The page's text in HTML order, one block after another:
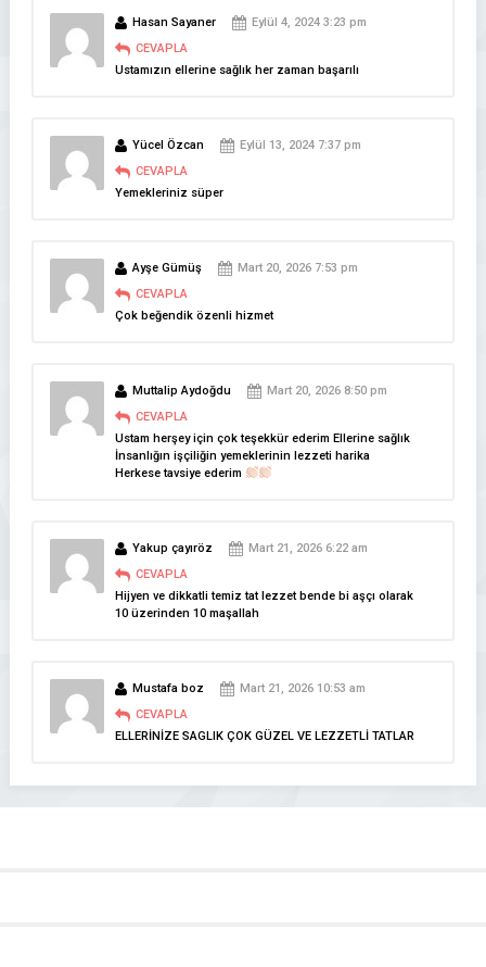
Hasan Sayaner
Eylül 4, 2024 3:23 pm
CEVAPLA
Ustamızın ellerine sağlık her zaman başarılı
Yücel Özcan
Eylül 13, 2024 7:37 pm
CEVAPLA
Yemekleriniz süper
Ayşe Gümüş
Mart 20, 2026 7:53 pm
CEVAPLA
Çok beğendik özenli hizmet
Muttalip Aydoğdu
Mart 20, 2026 8:50 pm
CEVAPLA
Ustam herşey için çok teşekkür ederim Ellerine sağlık
İnsanlığın işçiliğin yemeklerinin lezzeti harika
Herkese tavsiye ederim
Yakup çayıröz
Mart 21, 2026 6:22 am
CEVAPLA
Hijyen ve dikkatli temiz tat lezzet bende bi aşçı olarak
10 üzerinden 10 maşallah
Mustafa boz
Mart 21, 2026 10:53 am
CEVAPLA
ELLERİNİZE SAGLIK ÇOK GÜZEL VE LEZZETLİ TATLAR